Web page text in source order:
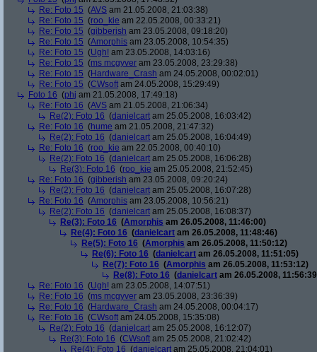
Re: Foto 15 (AVS am 21.05.2008, 21:03:38)
Re: Foto 15 (roo_kie am 22.05.2008, 00:33:21)
Re: Foto 15 (gibberish am 23.05.2008, 09:18:20)
Re: Foto 15 (Amorphis am 23.05.2008, 10:54:35)
Re: Foto 15 (Ugh! am 23.05.2008, 14:03:16)
Re: Foto 15 (ms mcgyver am 23.05.2008, 23:29:38)
Re: Foto 15 (Hardware_Crash am 24.05.2008, 00:02:01)
Re: Foto 15 (CWsoft am 24.05.2008, 15:29:49)
Foto 16 (phj am 21.05.2008, 17:49:18)
Re: Foto 16 (AVS am 21.05.2008, 21:06:34)
Re(2): Foto 16 (danielcart am 25.05.2008, 16:03:42)
Re: Foto 16 (hume am 21.05.2008, 21:47:32)
Re(2): Foto 16 (danielcart am 25.05.2008, 16:04:49)
Re: Foto 16 (roo_kie am 22.05.2008, 00:40:10)
Re(2): Foto 16 (danielcart am 25.05.2008, 16:06:28)
Re(3): Foto 16 (roo_kie am 25.05.2008, 21:52:45)
Re: Foto 16 (gibberish am 23.05.2008, 09:20:24)
Re(2): Foto 16 (danielcart am 25.05.2008, 16:07:28)
Re: Foto 16 (Amorphis am 23.05.2008, 10:56:21)
Re(2): Foto 16 (danielcart am 25.05.2008, 16:08:37)
Re(3): Foto 16 (Amorphis am 26.05.2008, 11:46:00)
Re(4): Foto 16 (danielcart am 26.05.2008, 11:48:46)
Re(5): Foto 16 (Amorphis am 26.05.2008, 11:50:12)
Re(6): Foto 16 (danielcart am 26.05.2008, 11:51:05)
Re(7): Foto 16 (Amorphis am 26.05.2008, 11:53:12)
Re(8): Foto 16 (danielcart am 26.05.2008,
Re: Foto 16 (Ugh! am 23.05.2008, 14:07:51)
Re: Foto 16 (ms mcgyver am 23.05.2008, 23:36:39)
Re: Foto 16 (Hardware_Crash am 24.05.2008, 00:04:17)
Re: Foto 16 (CWsoft am 24.05.2008, 15:35:08)
Re(2): Foto 16 (danielcart am 25.05.2008, 16:12:07)
Re(3): Foto 16 (CWsoft am 25.05.2008, 21:02:42)
Re(4): Foto 16 (danielcart am 25.05.2008, 21:04:01)